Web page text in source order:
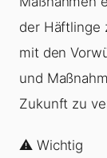
der Häftlinge
mit den
und
Zukunft zu
⚠️ Wichtig